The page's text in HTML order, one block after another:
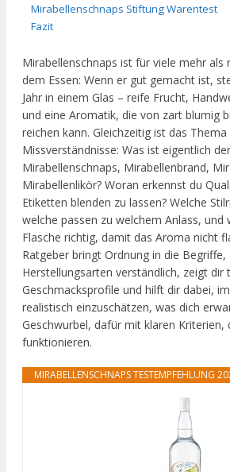
Mirabellenschnaps Stiftung Warentest
Fazit
Mirabellenschnaps ist für viele mehr als
dem Essen: Wenn er gut gemacht ist,
Jahr in einem Glas – reife Frucht,
und eine Aromatik, die von zart blumig
reichen kann. Gleichzeitig ist das
Missverständnisse: Was ist eigentlich
Mirabellenschnaps, Mirabellenbrand,
Mirabellenlikör? Woran erkennst du
Etiketten blenden zu lassen? Welche
welche passen zu welchem Anlass, und
Flasche richtig, damit das Aroma nicht
Ratgeber bringt Ordnung in die
Herstellungsarten verständlich, zeigt dir
Geschmacksprofile und hilft dir dabei,
realistisch einzuschätzen, was dich
Geschwurbel, dafür mit klaren Kriterien,
funktionieren.
MIRABELLENSCHNAPS TESTEMPFEHLUNG